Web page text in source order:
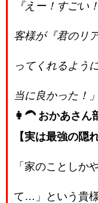
『えー！すごい
客様が『君のリ
ってくれるよう
当に良かった！」
👩‍🦱 おかあさん
【実は最強の隠
「家のことしか
て…」という貴